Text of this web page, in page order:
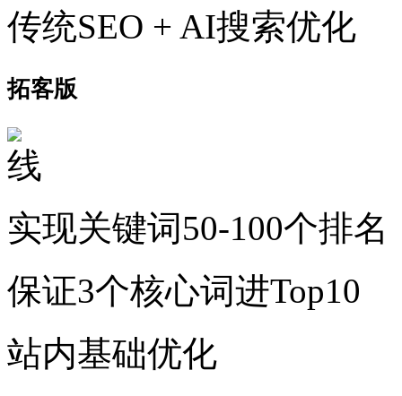
传统SEO + AI搜索优化
拓客版
实现关键词50-100个排名
保证3个核心词进Top10
站内基础优化